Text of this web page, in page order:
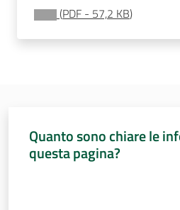
Attività
(PDF - 57,2 KB)
Quanto sono chiare le
questa pagina?